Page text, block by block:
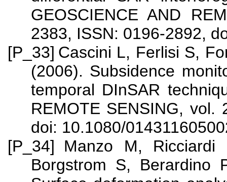
GEOSCIENCE AND
2383, ISSN: 0196-2892,
[P_33] Cascini L, Ferlisi S,
(2006). Subsidence
temporal DInSAR
REMOTE SENSING, vol.
doi: 10.1080/
[P_34]
Manzo M,
Borgstrom S, Berardino